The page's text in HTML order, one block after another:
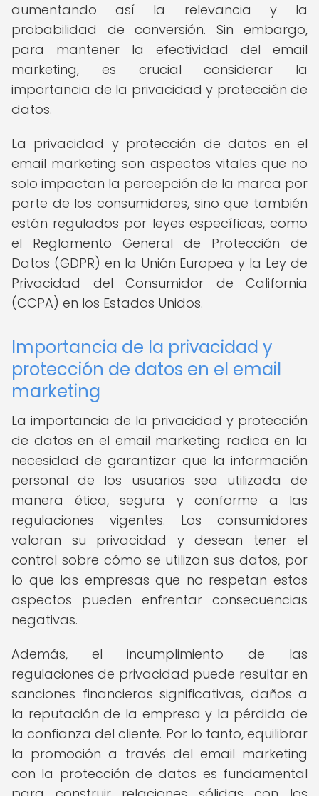
aumentando así la relevancia y la
probabilidad de conversión. Sin embargo,
para mantener la efectividad del email
marketing, es crucial considerar la
importancia de la privacidad y protección de
datos.
La privacidad y protección de datos en el
email marketing son aspectos vitales que no
solo impactan la percepción de la marca por
parte de los consumidores, sino que también
están regulados por leyes específicas, como
el Reglamento General de Protección de
Datos (GDPR) en la Unión Europea y la Ley de
Privacidad del Consumidor de California
(CCPA) en los Estados Unidos.
Importancia de la privacidad y
protección de datos en el email
marketing
La importancia de la privacidad y protección
de datos en el email marketing radica en la
necesidad de garantizar que la información
personal de los usuarios sea utilizada de
manera ética, segura y conforme a las
regulaciones vigentes. Los consumidores
valoran su privacidad y desean tener el
control sobre cómo se utilizan sus datos, por
lo que las empresas que no respetan estos
aspectos pueden enfrentar consecuencias
negativas.
Además, el incumplimiento de las
regulaciones de privacidad puede resultar en
sanciones financieras significativas, daños a
la reputación de la empresa y la pérdida de
la confianza del cliente. Por lo tanto, equilibrar
la promoción a través del email marketing
con la protección de datos es fundamental